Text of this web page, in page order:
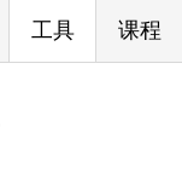
工具 课程